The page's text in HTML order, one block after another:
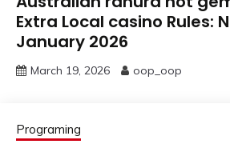
Extra Local casino Rules:
January 2026
March 19, 2026 oop_oop
Programing